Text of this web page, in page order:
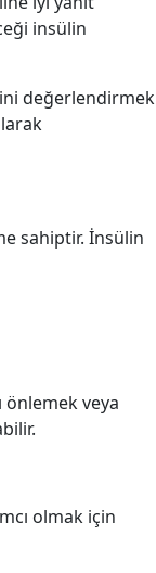
insülin
değerlendirmek
sahiptir. İnsülin
önlemek veya
olmak için